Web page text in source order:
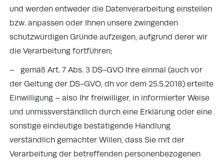
und werden entweder die Datenverarbeitung einstellen
bzw. anpassen oder Ihnen unsere zwingenden
schutzwürdigen Gründe aufzeigen, aufgrund derer wir
die Verarbeitung fortführen;
– gemäß Art. 7 Abs. 3 DS-GVO Ihre einmal (auch vor
der Geltung der DS-GVO, dh vor dem 25.5.2018) erteilte
Einwilligung – also Ihr freiwilliger, in informierter Weise
und unmissverständlich durch eine Erklärung oder eine
sonstige eindeutige bestätigende Handlung
verständlich gemachter Willen, dass Sie mit der
Verarbeitung der betreffenden personenbezogenen